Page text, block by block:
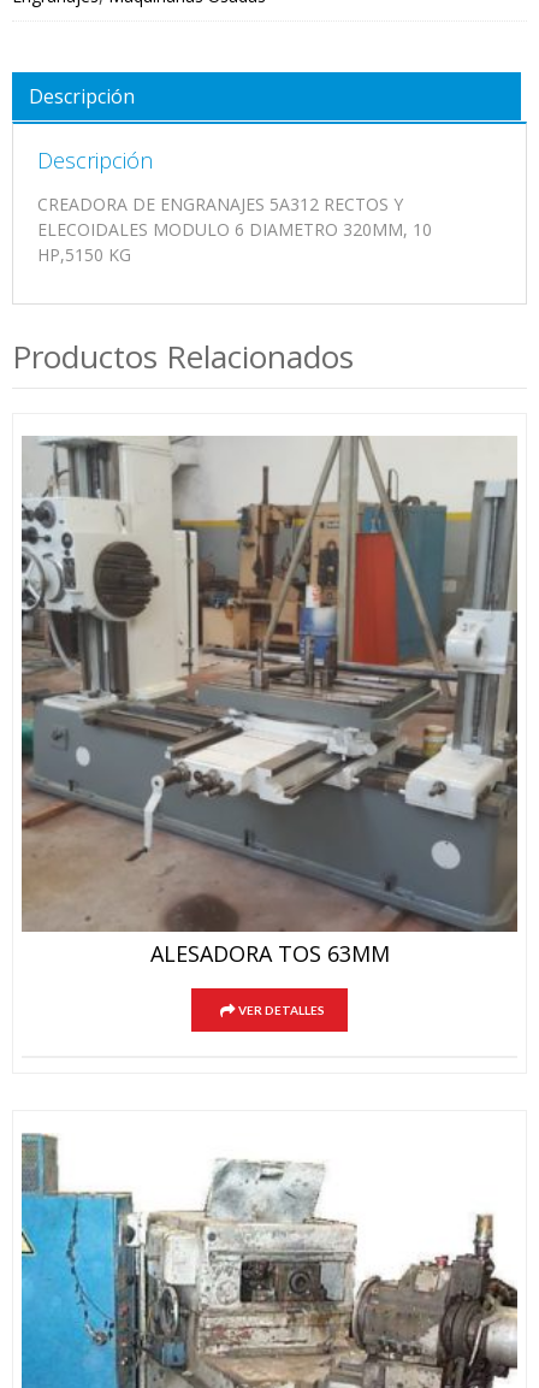
Descripción
Descripción
CREADORA DE ENGRANAJES 5A312 RECTOS Y
ELECOIDALES MODULO 6 DIAMETRO 320MM, 10
HP,5150 KG
Productos Relacionados
ALESADORA TOS 63MM
VER DETALLES